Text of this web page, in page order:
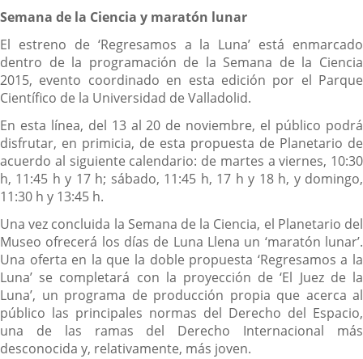
Semana de la Ciencia y maratón lunar
El estreno de ‘Regresamos a la Luna’ está enmarcado
dentro de la programación de la Semana de la Ciencia
2015, evento coordinado en esta edición por el Parque
Científico de la Universidad de Valladolid.
En esta línea, del 13 al 20 de noviembre, el público podrá
disfrutar, en primicia, de esta propuesta de Planetario de
acuerdo al siguiente calendario: de martes a viernes, 10:30
h, 11:45 h y 17 h; sábado, 11:45 h, 17 h y 18 h, y domingo,
11:30 h y 13:45 h.
Una vez concluida la Semana de la Ciencia, el Planetario del
Museo ofrecerá los días de Luna Llena un ‘maratón lunar’.
Una oferta en la que la doble propuesta ‘Regresamos a la
Luna’ se completará con la proyección de ‘El Juez de la
Luna’, un programa de producción propia que acerca al
público las principales normas del Derecho del Espacio,
una de las ramas del Derecho Internacional más
desconocida y, relativamente, más joven.